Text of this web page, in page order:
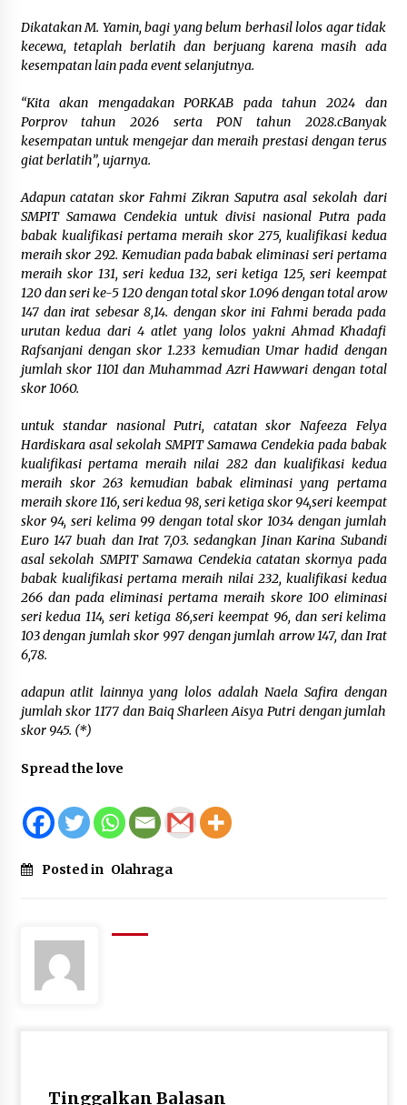
DEMOKRASI DIGITAL PILKADES PERTAMA DI
DESA! KSB GELAR SIMULASI E-VOTING , BUPATI :
SISTEM OFFLINE, ADA BUKTI STRUK JAGA
KEAMANAN SUARA
2 hari ago
Enam Pelabuhan ASDP Resmi Terapkan Standar
Baru Keselamatan Nasional
3 hari ago
Tim Riset Energi Timur FRS UTS Raih
Pendanaan Program “Titik Kumpul Sains dan
Teknologi” Kemendiktisaintek
3 hari ago
Bupati H. Jarot Terima Audiensi Ombudsman
NTB, Dukung Penilaian Kepatuhan Pelayanan
Publik di Lingkup Pemkab Sumbawa
4 hari ago
Bupati H. Jarot Dorong Inovasi Pelayanan
Publik, Empat Proyek Perubahan PKN II Resmi
Diluncurkan
Jasa Raharja Serahkan Santunan kepada Ahli
Waris Korban Kebakaran KM Mutiara Sentosa II
4 hari ago
Dikatakan M. Yamin, bagi yang belum berhasil lolos agar tidak
kecewa, tetaplah berlatih dan berjuang karena masih ada
kesempatan lain pada event selanjutnya.
“Kita akan mengadakan PORKAB pada tahun 2024 dan
Porprov tahun 2026 serta PON tahun 2028.cBanyak
kesempatan untuk mengejar dan meraih prestasi dengan terus
giat berlatih”, ujarnya.
Adapun catatan skor Fahmi Zikran Saputra asal sekolah dari
SMPIT Samawa Cendekia untuk divisi nasional Putra pada
babak kualifikasi pertama meraih skor 275, kualifikasi kedua
meraih skor 292. Kemudian pada babak eliminasi seri pertama
meraih skor 131, seri kedua 132, seri ketiga 125, seri keempat
120 dan seri ke-5 120 dengan total skor 1.096 dengan total arow
147 dan irat sebesar 8,14. dengan skor ini Fahmi berada pada
urutan kedua dari 4 atlet yang lolos yakni Ahmad Khadafi
Rafsanjani dengan skor 1.233 kemudian Umar hadid dengan
jumlah skor 1101 dan Muhammad Azri Hawwari dengan total
skor 1060.
untuk standar nasional Putri, catatan skor Nafeeza Felya
Hardiskara asal sekolah SMPIT Samawa Cendekia pada babak
kualifikasi pertama meraih nilai 282 dan kualifikasi kedua
meraih skor 263 kemudian babak eliminasi yang pertama
meraih skore 116, seri kedua 98, seri ketiga skor 94,seri keempat
skor 94, seri kelima 99 dengan total skor 1034 dengan jumlah
Euro 147 buah dan Irat 7,03. sedangkan Jinan Karina Subandi
asal sekolah SMPIT Samawa Cendekia catatan skornya pada
babak kualifikasi pertama meraih nilai 232, kualifikasi kedua
266 dan pada eliminasi pertama meraih skore 100 eliminasi
seri kedua 114, seri ketiga 86,seri keempat 96, dan seri kelima
103 dengan jumlah skor 997 dengan jumlah arrow 147, dan Irat
6,78.
adapun atlit lainnya yang lolos adalah Naela Safira dengan
jumlah skor 1177 dan Baiq Sharleen Aisya Putri dengan jumlah
skor 945. (*)
Spread the love
Posted in Olahraga
Tinggalkan Balasan